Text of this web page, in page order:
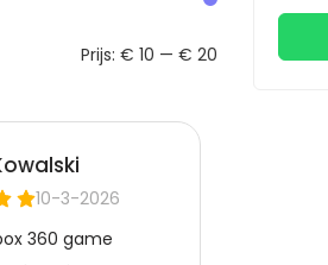
Prijs: € 10 — € 20